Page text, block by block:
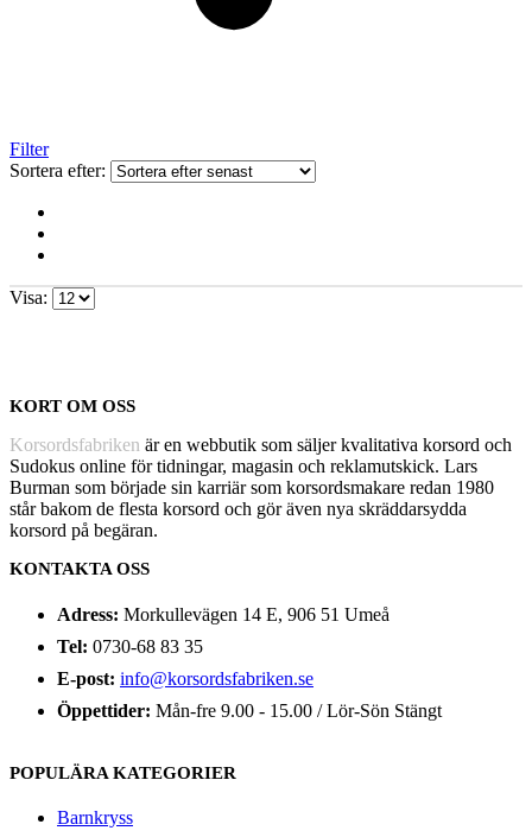
Filter
Sortera efter:
Visa:
KORT OM OSS
Korsordsfabriken är en webbutik som säljer kvalitativa korsord och
Sudokus online för tidningar, magasin och reklamutskick. Lars
Burman som började sin karriär som korsordsmakare redan 1980
står bakom de flesta korsord och gör även nya skräddarsydda
korsord på begäran.
KONTAKTA OSS
Adress: Morkullevägen 14 E, 906 51 Umeå
Tel: 0730-68 83 35
E-post: info@korsordsfabriken.se
Öppettider: Mån-fre 9.00 - 15.00 / Lör-Sön Stängt
POPULÄRA KATEGORIER
Barnkryss